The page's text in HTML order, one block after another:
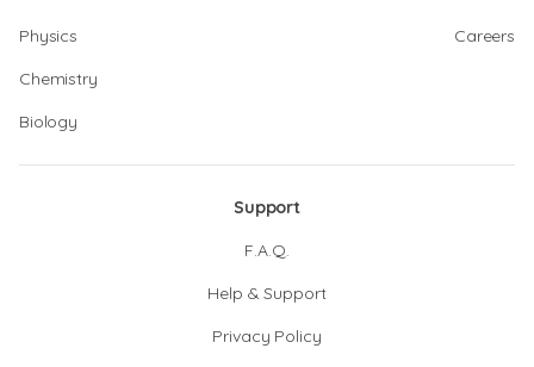
Physics
Chemistry
Biology
Careers
Support
F.A.Q.
Help & Support
Privacy Policy